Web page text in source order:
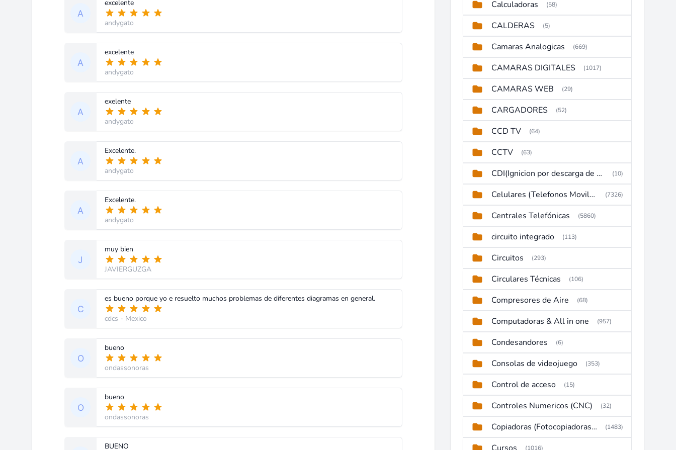
excelente
andygato
excelente
andygato
exelente
andygato
Excelente.
andygato
Excelente.
andygato
muy bien
JAVIERGUZGA
es bueno porque yo e resuelto muchos problemas de diferentes diagramas en general.
cdcs - Mexico
bueno
ondassonoras
bueno
ondassonoras
BUENO
Calculadoras (58)
CALDERAS (5)
Camaras Analogicas (669)
CAMARAS DIGITALES (1017)
CAMARAS WEB (29)
CARGADORES (52)
CCD TV (64)
CCTV (63)
CDI(Ignicion por descarga de capacitor) (10)
Celulares (Telefonos Moviles) (7326)
Centrales Telefónicas (5860)
circuito integrado (113)
Circuitos (293)
Circulares Técnicas (106)
Compresores de Aire (68)
Computadoras & All in one (957)
Condesandores (6)
Consolas de videojuego (353)
Control de acceso (15)
Controles Numericos (CNC) (32)
Copiadoras (Fotocopiadoras, Multifunctions, Ploter, etc) (1483)
(1016)